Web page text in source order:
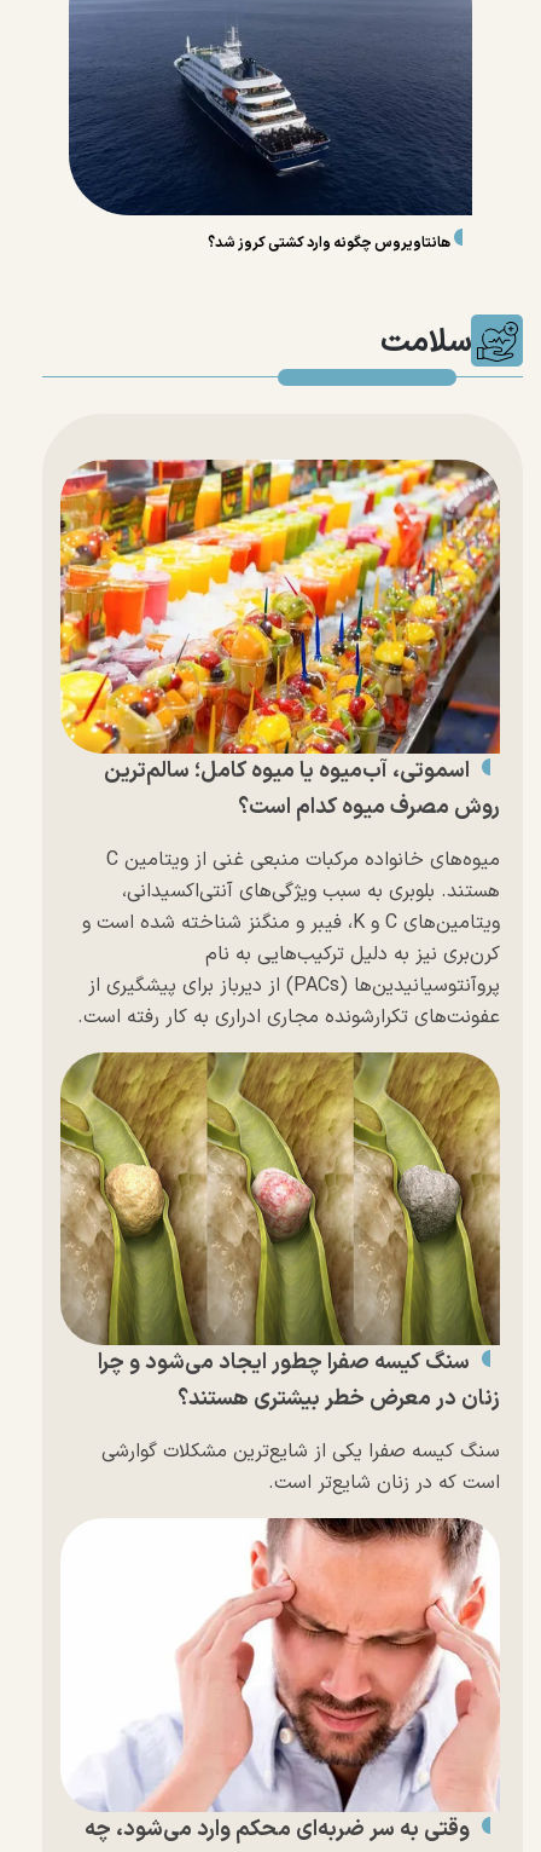
هانتاویروس چگونه وارد کشتی کروز شد؟
سلامت
اسموتی، آب‌میوه یا میوه کامل؛ سالم‌ترین
روش مصرف میوه کدام است؟
میوه‌های خانواده مرکبات منبعی غنی از ویتامین C
هستند. بلوبری به سبب ویژگی‌های آنتی‌اکسیدانی،
ویتامین‌های C و K، فیبر و منگنز شناخته شده است و
کرن‌بری نیز به دلیل ترکیب‌هایی به نام
پروآنتوسیانیدین‌ها (PACs) از دیرباز برای پیشگیری از
عفونت‌های تکرارشونده مجاری ادراری به کار رفته است.
سنگ کیسه صفرا چطور ایجاد می‌شود و چرا
زنان در معرض خطر بیشتری هستند؟
سنگ کیسه صفرا یکی از شایع‌ترین مشکلات گوارشی
است که در زنان شایع‌تر است.
وقتی به سر ضربه‌ای محکم وارد می‌شود، چه